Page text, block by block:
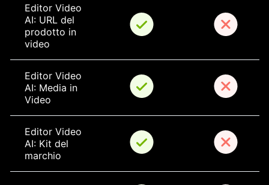
Editor Video
AI: URL del
prodotto in
video
Editor Video
AI: Media in
Video
Editor Video
AI: Kit del
marchio